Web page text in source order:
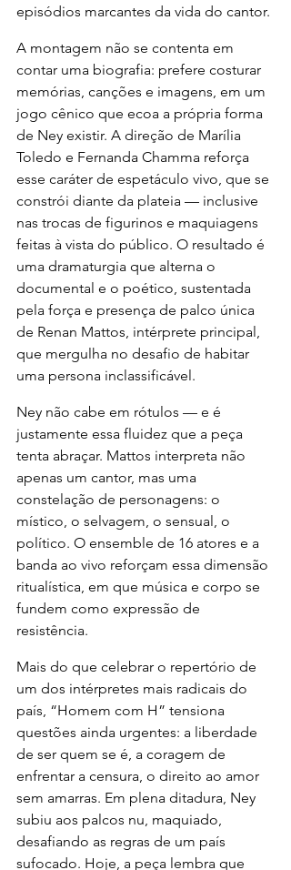
episódios marcantes da vida do cantor.
A montagem não se contenta em
contar uma biografia: prefere costurar
memórias, canções e imagens, em um
jogo cênico que ecoa a própria forma
de Ney existir. A direção de Marília
Toledo e Fernanda Chamma reforça
esse caráter de espetáculo vivo, que se
constrói diante da plateia — inclusive
nas trocas de figurinos e maquiagens
feitas à vista do público. O resultado é
uma dramaturgia que alterna o
documental e o poético, sustentada
pela força e presença de palco única
de Renan Mattos, intérprete principal,
que mergulha no desafio de habitar
uma persona inclassificável.
Ney não cabe em rótulos — e é
justamente essa fluidez que a peça
tenta abraçar. Mattos interpreta não
apenas um cantor, mas uma
constelação de personagens: o
místico, o selvagem, o sensual, o
político. O ensemble de 16 atores e a
banda ao vivo reforçam essa dimensão
ritualística, em que música e corpo se
fundem como expressão de
resistência.
Mais do que celebrar o repertório de
um dos intérpretes mais radicais do
país, “Homem com H” tensiona
questões ainda urgentes: a liberdade
de ser quem se é, a coragem de
enfrentar a censura, o direito ao amor
sem amarras. Em plena ditadura, Ney
subiu aos palcos nu, maquiado,
desafiando as regras de um país
sufocado. Hoje, a peça lembra que